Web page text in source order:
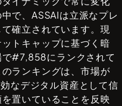
で、ASSAIは立派なプレ
確立されています。現
トキャップに基づく暗
で#7,858にランクされて
ランキングは、市場が
なデジタル資産として信
置いていることを反映